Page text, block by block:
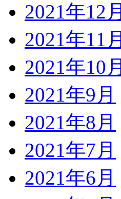
2021年12月
2021年11月
2021年10月
2021年9月
2021年8月
2021年7月
2021年6月